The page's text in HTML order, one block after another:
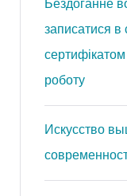
Бездоганне
записатися в
роботу
Искусство